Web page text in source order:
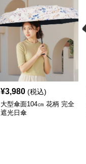
¥3,980 (税込)
大型傘面104㎝ 花柄 完全
遮光日傘